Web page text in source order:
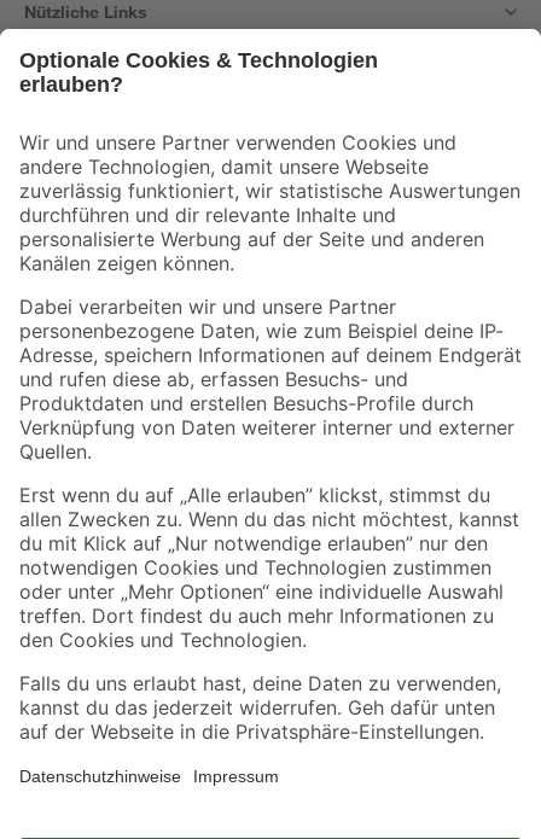
Nützliche Links
Der toom Newsletter: Keine Angebote und Aktionen mehr verpassen!
Zur Newsletter Anmeldung
Folge uns
Zahlungsarten Versandarten
Sicher einkaufen
Jetzt die toom-App herunterladen
Alle Preisangaben in EUR inkl. gesetzl. MwSt.. Die dargestellten Angebote sind unter
Umständen nicht in allen Märkten verfügbar. Die angegebenen Verfügbarkeiten beziehen
Produkte nur solange der Vorrat reicht.
*Paketversand ab 59 € versandkostenfrei, gilt nicht für Artikel mit Speditionsversand, hier